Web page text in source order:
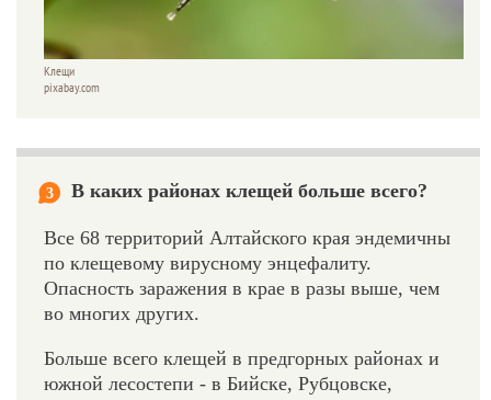
Клещи
pixabay.com
3 В каких районах клещей больше всего?
Все 68 территорий Алтайского края эндемичны
по клещевому вирусному энцефалиту.
Опасность заражения в крае в разы выше, чем
во многих других.
Больше всего клещей в предгорных районах и
южной лесостепи - в Бийске, Рубцовске,